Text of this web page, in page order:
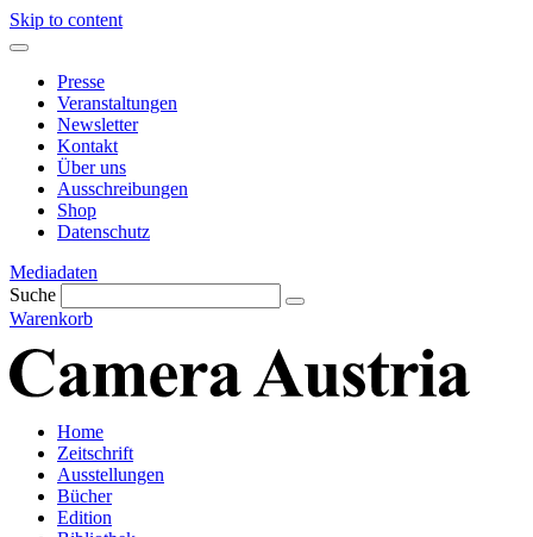
Skip to content
Presse
Veranstaltungen
Newsletter
Kontakt
Über uns
Ausschreibungen
Shop
Datenschutz
Mediadaten
Suche
Warenkorb
Home
Zeitschrift
Ausstellungen
Bücher
Edition